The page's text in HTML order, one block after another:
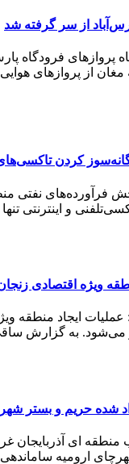
از سر گرفته شد
پروازهای فرودگاه
از پروازهای
کردن
فرآورده‌های نفتی
ویژه اقتصادی
عملیات ایجاد منطقه
می‌شود. به گزارش
شده حریم و بستر
ای آذربایجان
ارومیه